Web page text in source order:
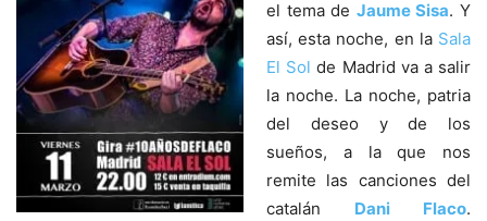
el tema de Jaume Sisa. Y
así, esta noche, en la Sala
El Sol de Madrid va a salir
la noche. La noche, patria
del deseo y de los
sueños, a la que nos
remite las canciones del
catalán Dani Flaco.